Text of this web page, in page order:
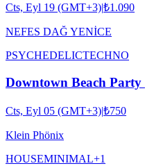
Cts, Eyl 19 (GMT+3)|₺1.090
NEFES DAĞ YENİCE
PSYCHEDELICTECHNO
Cts, Eyl 05 (GMT+3)|₺750
Klein Phönix
HOUSEMINIMAL+1